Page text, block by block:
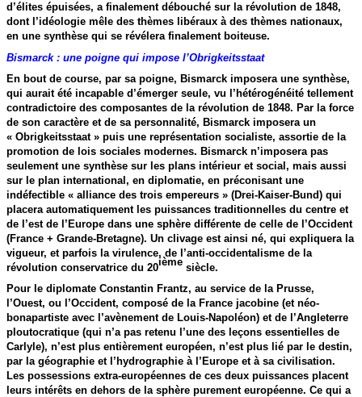
d’élites épuisées, a finalement débouché sur la révolution de 1848,
dont l’idéologie mêle des thèmes libéraux à des thèmes nationaux,
en une synthèse qui se révélera finalement boiteuse.
Bismarck : une poigne qui impose l’Obrigkeitsstaat
En bout de course, par sa poigne, Bismarck imposera une synthèse,
qui aurait été incapable d’émerger seule, vu l’hétérogénéité tellement
contradictoire des composantes de la révolution de 1848. Par la force
de son caractère et de sa personnalité, Bismarck imposera un
« Obrigkeitsstaat » puis une représentation socialiste, assortie de la
promotion de lois sociales modernes. Bismarck n’imposera pas
seulement une synthèse sur les plans intérieur et social, mais aussi
sur le plan international, en diplomatie, en préconisant une
indéfectible « alliance des trois empereurs » (Drei-Kaiser-Bund) qui
placera automatiquement les puissances traditionnelles du centre et
de l’est de l’Europe dans une sphère différente de celle de l’Occident
(France + Grande-Bretagne). Un clivage est ainsi né, qui expliquera la
vigueur, et parfois la virulence, de l’anti-occidentalisme de la
révolution conservatrice du 20ième siècle.
Pour le diplomate Constantin Frantz, au service de la Prusse,
l’Ouest, ou l’Occident, composé de la France jacobine (et néo-
bonapartiste avec l’avènement de Louis-Napoléon) et de l’Angleterre
ploutocratique (qui n’a pas retenu l’une des leçons essentielles de
Carlyle), n’est plus entièrement européen, n’est plus lié par le destin,
par la géographie et l’hydrographie à l’Europe et à sa civilisation.
Les possessions extra-européennes de ces deux puissances placent
leurs intérêts en dehors de la sphère purement européenne. Ce qui a